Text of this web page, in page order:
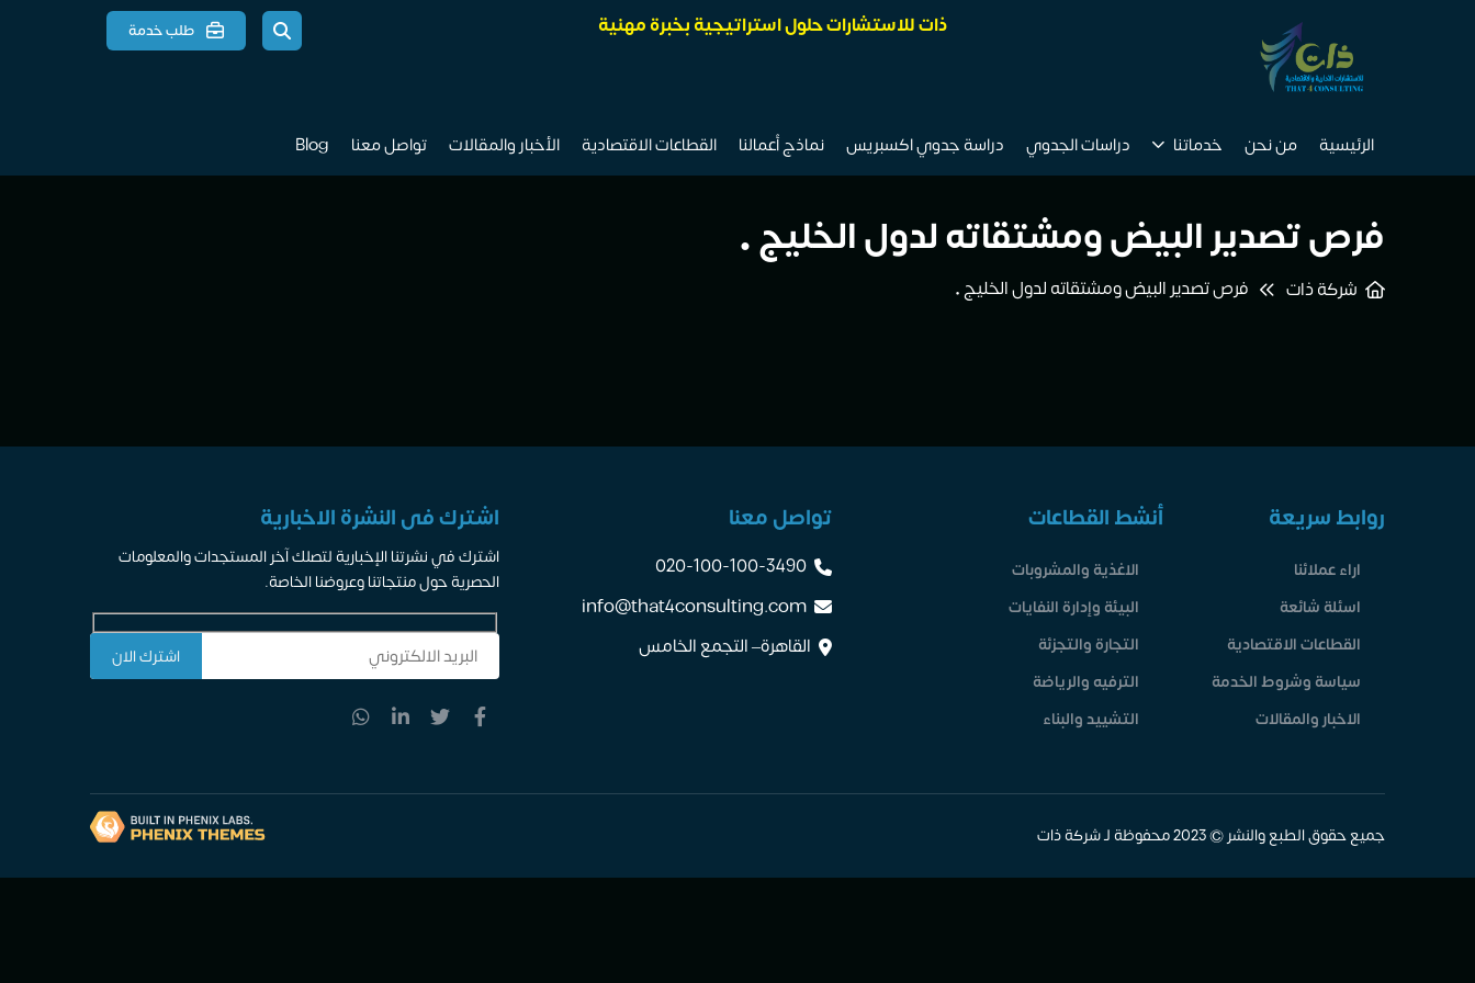
ذات للاستشارات حلول استراتيجية بخبرة مهنية طلب خدمة
الرئيسية من نحن خدماتنا دراسات الجدوي دراسة جدوي اكسبريس نماذج أعمالنا القطاعات الاقتصادية الأخبار والمقالات تواصل معنا Blog
فرص تصدير البيض ومشتقاته لدول الخليج •
شركة ذات فرص تصدير البيض ومشتقاته لدول الخليج •
روابط سريعة
اراء عملائنا
اسئلة شائعة
القطاعات الاقتصادية
سياسة وشروط الخدمة
الاخبار والمقالات
أنشط القطاعات
الاغذية والمشروبات
البيئة وإدارة النفايات
التجارة والتجزئة
الترفيه والرياضة
التشييد والبناء
تواصل معنا
020-100-100-3490
info@that4consulting.com
القاهرة– التجمع الخامس
اشترك فى النشرة الاخبارية
اشترك في نشرتنا الإخبارية لتصلك آخر المستجدات والمعلومات
الحصرية حول منتجاتنا وعروضنا الخاصة.
جميع حقوق الطبع والنشر © 2023 محفوظة لـ شركة ذات